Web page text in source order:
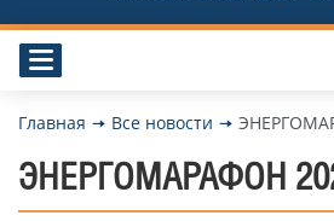
Главная Все новости
ЭНЕРГОМАРАФОН